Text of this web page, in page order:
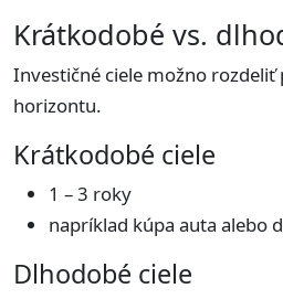
Krátkodobé vs.
Investičné ciele možno rozdeliť
horizontu.
Krátkodobé ciele
1 – 3 roky
napríklad kúpa auta alebo
Dlhodobé ciele